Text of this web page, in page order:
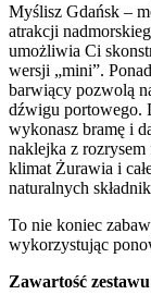
Myślisz Gdańsk –
atrakcji
umożliwia Ci
wersji „mini”.
barwiący pozwolą
dźwigu portowego.
wykonasz bramę i
naklejka z
klimat Żurawia i
naturalnych
To nie koniec
wykorzystując
Zawartość